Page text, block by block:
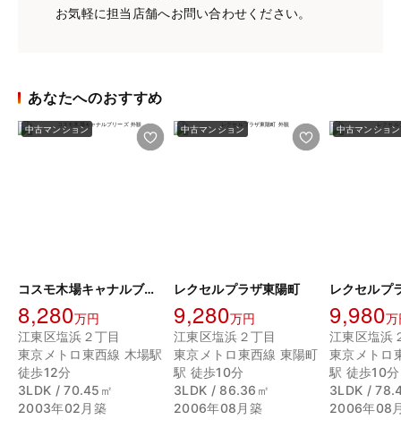
お気軽に担当店舗へお問い合わせください。
あなたへのおすすめ
中古マンション
コスモ木場キャナルブリーズ
8,280万円
江東区塩浜２丁目
東京メトロ東西線 木場駅
徒歩12分
3LDK / 70.45㎡
2003年02月築
中古マンション
レクセルプラザ東陽町
9,280万円
江東区塩浜２丁目
東京メトロ東西線 東陽町
駅 徒歩10分
3LDK / 86.36㎡
2006年08月築
中古マンション
レクセルプ
9,980万
江東区塩浜
東京メトロ
駅 徒歩10分
3LDK /
2006年08